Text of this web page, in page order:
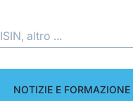
NOTIZIE E FORMAZIONE